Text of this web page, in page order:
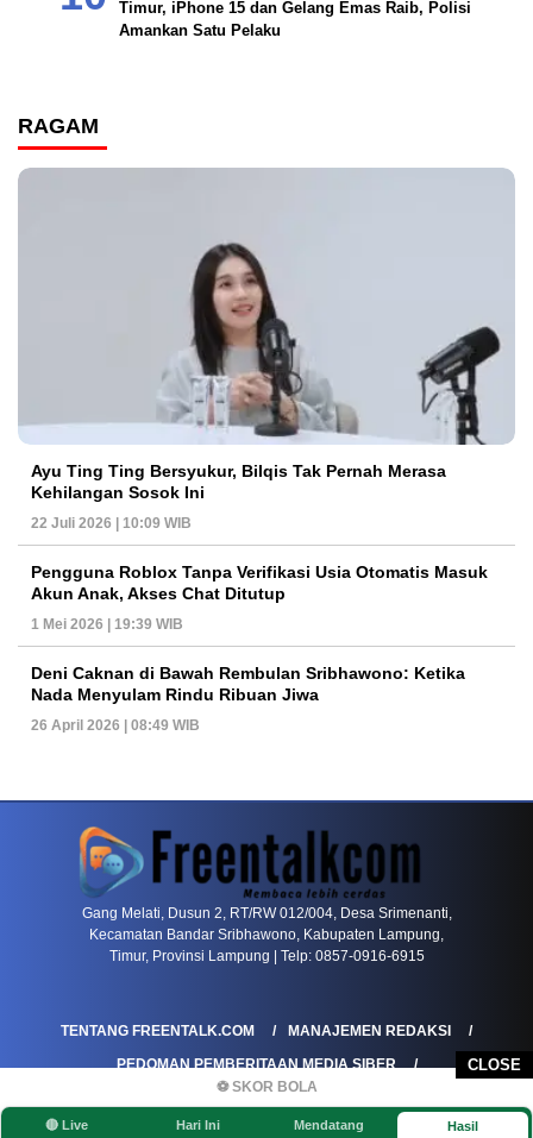
CLOSE
⚽ SKOR BOLA
🔴 Live Hari Ini Mendatang Hasil
Timur, iPhone 15 dan Gelang Emas Raib, Polisi
Amankan Satu Pelaku
RAGAM
Ayu Ting Ting Bersyukur, Bilqis Tak Pernah Merasa
Kehilangan Sosok Ini
22 Juli 2026 | 10:09 WIB
Pengguna Roblox Tanpa Verifikasi Usia Otomatis Masuk
Akun Anak, Akses Chat Ditutup
1 Mei 2026 | 19:39 WIB
Deni Caknan di Bawah Rembulan Sribhawono: Ketika
Nada Menyulam Rindu Ribuan Jiwa
26 April 2026 | 08:49 WIB
PETIR800 LOGIN PETIR800 Baccarat Dan Evolusi Game Meja Digital
Gang Melati, Dusun 2, RT/RW 012/004, Desa Srimenanti,
Kecamatan Bandar Sribhawono, Kabupaten Lampung,
Timur, Provinsi Lampung | Telp: 0857-0916-6915
TENTANG FREENTALK.COM
MANAJEMEN REDAKSI
PEDOMAN PEMBERITAAN MEDIA SIBER
PEDOMAN PEMBERITAAN RAMAH ANAK
KOREKSI & KLARIFIKASI
KEBIJAKAN IKLAN / ADVERTORIAL